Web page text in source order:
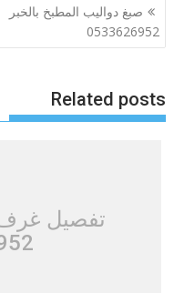
تصفّح
المقالات
صبغ دواليب المطبخ بالخبر
0533626952
Related posts
تفصيل غرف